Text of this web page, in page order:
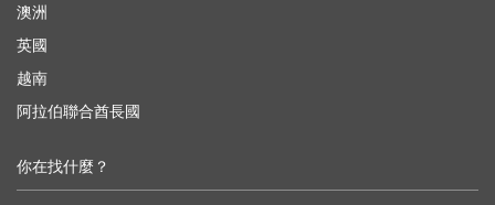
澳洲
英國
越南
阿拉伯聯合酋長國
你在找什麼？